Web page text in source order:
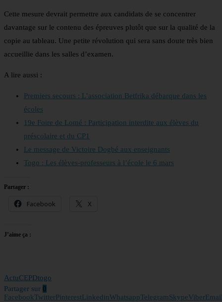
Cette mesure devrait permettre aux candidats de se concentrer
davantage sur le contenu des épreuves plutôt que sur la qualité de la
copie au tableau. Une petite révolution qui sera sans doute très bien
accueillie dans les salles d’examen.
A lire aussi :
Premiers secours : L’association Betfrika débarque dans les
écoles
19e Foire de Lomé : Participation interdite aux élèves du
préscolaire et du CP1
Le message de Victoire Dogbé aux enseignants
Togo : Les élèves-professeurs à l’école le 6 mars
Partager :
Facebook X
J’aime ça :
ActuCEPDtogo
Partager sur 0
FacebookTwitterPinterestLinkedinWhatsappTelegramSkypeViber